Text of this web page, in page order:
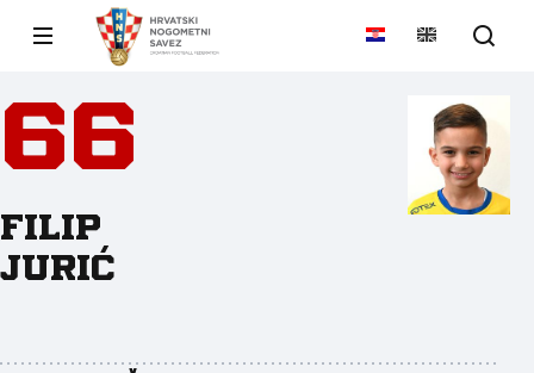
66
Filip
Jurić